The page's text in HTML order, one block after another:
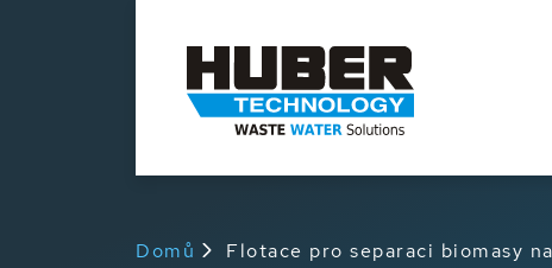
Domů Flotace pro separaci biomasy